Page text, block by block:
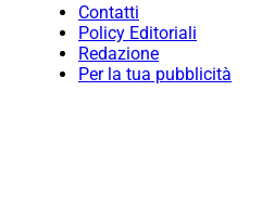
Contatti
Policy Editoriali
Redazione
Per la tua pubblicità